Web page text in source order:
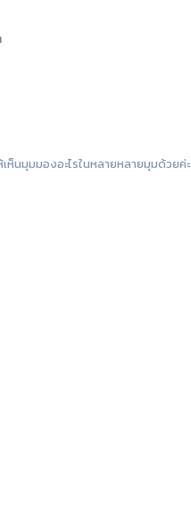
ห็นมุมมองอะไรในหลายหลายมุมด้วยค่ะ